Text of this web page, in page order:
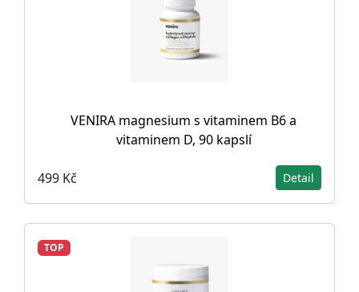
VENIRA magnesium s vitaminem B6 a
vitaminem D, 90 kapslí
499 Kč Detail
TOP